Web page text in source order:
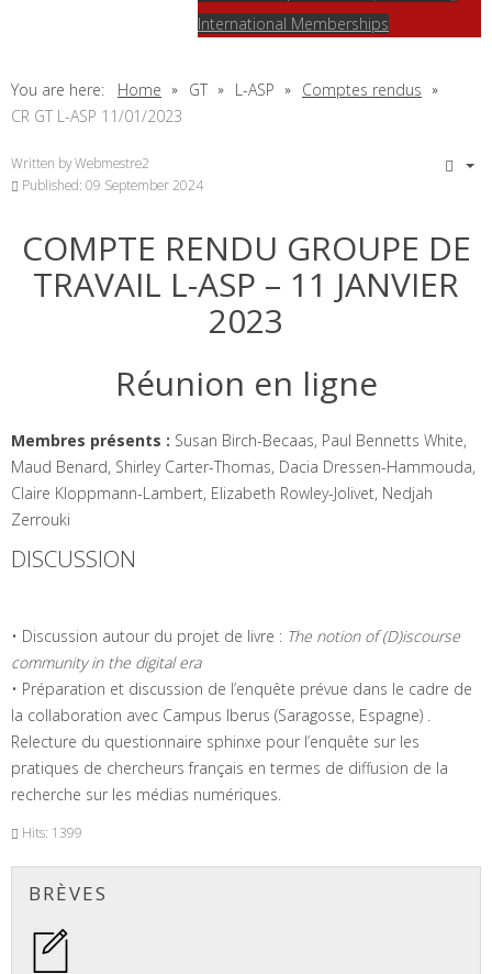
International Memberships
You are here: Home GT L-ASP
Comptes rendus
CR GT L-ASP 11/01/2023
Written byWebmestre2
Published: 09 September 2024
COMPTE RENDU GROUPE DE
TRAVAIL L-ASP – 11 JANVIER
2023
Réunion en ligne
Membres présents : Susan Birch-Becaas, Paul Bennetts White,
Maud Benard, Shirley Carter-Thomas, Dacia Dressen-Hammouda,
Claire Kloppmann-Lambert, Elizabeth Rowley-Jolivet, Nedjah
Zerrouki
DISCUSSION
• Discussion autour du projet de livre : The notion of (D)iscourse
community in the digital era
• Préparation et discussion de l’enquête prévue dans le cadre de
la collaboration avec Campus Iberus (Saragosse, Espagne) .
Relecture du questionnaire sphinxe pour l’enquête sur les
pratiques de chercheurs français en termes de diffusion de la
recherche sur les médias numériques.
Hits: 1399
BRÈVES